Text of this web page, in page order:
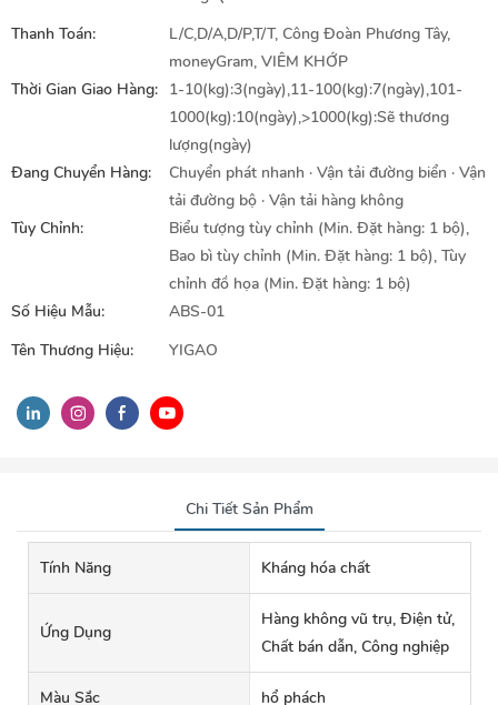
Thanh Toán:
L/C,D/A,D/P,T/T, Công Đoàn Phương Tây,
moneyGram, VIÊM KHỚP
Thời Gian Giao Hàng: 1-10(kg):3(ngày),11-100(kg):7(ngày),101-
1000(kg):10(ngày),>1000(kg):Sẽ thương
lượng(ngày)
Đang Chuyển Hàng:
Chuyển phát nhanh · Vận tải đường biển · Vận
tải đường bộ · Vận tải hàng không
Tùy Chỉnh:
Biểu tượng tùy chỉnh (Min. Đặt hàng: 1 bộ),
Bao bì tùy chỉnh (Min. Đặt hàng: 1 bộ), Tùy
chỉnh đồ họa (Min. Đặt hàng: 1 bộ)
Số Hiệu Mẫu:
ABS-01
Tên Thương Hiệu:
YIGAO
Chi Tiết Sản Phẩm
Tính Năng Kháng hóa chất
Ứng Dụng
Hàng không vũ trụ, Điện tử,
Chất bán dẫn, Công nghiệp
Màu Sắc hổ phách